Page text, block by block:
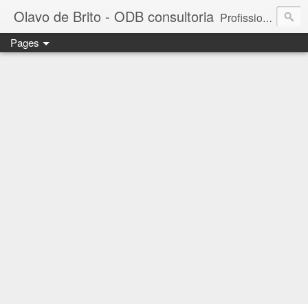
Olavo de Brito - ODB consultoria Profissional das áreas de Gestão de Pessoas e Marketing. Consultor de empresas, Instrutor de treinamentos corporativos e Palestrante. MBA em Gestão de Pessoas - FGV. Business Partner - INSPER. Diretor da ODB consultoria e treinamento. - falecom@odbconsultoria.com - 11 4372.5907 - www.odbconsultoria.com
Pages